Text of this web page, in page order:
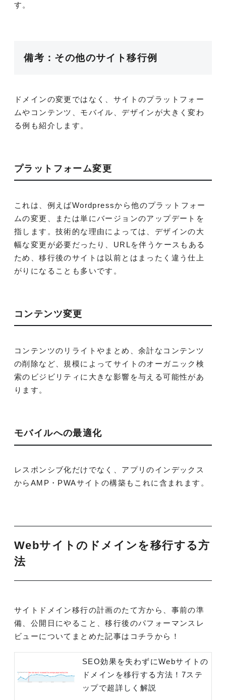
す。
備考：その他のサイト移行例
ドメインの変更ではなく、サイトのプラットフォー
ムやコンテンツ、モバイル、デザインが大きく変わ
る例も紹介します。
プラットフォーム変更
これは、例えばWordpressから他のプラットフォー
ムの変更、または単にバージョンのアップデートを
指します。技術的な理由によっては、デザインの大
幅な変更が必要だったり、URLを伴うケースもある
ため、移行後のサイトは以前とはまったく違う仕上
がりになることも多いです。
コンテンツ変更
コンテンツのリライトやまとめ、余計なコンテンツ
の削除など、規模によってサイトのオーガニック検
索のビジビリティに大きな影響を与える可能性があ
ります。
モバイルへの最適化
レスポンシブ化だけでなく、アプリのインデックス
からAMP・PWAサイトの構築もこれに含まれます。
Webサイトのドメインを移行する方
法
サイトドメイン移行の計画のたて方から、事前の準
備、公開日にやること、移行後のパフォーマンスレ
ビューについてまとめた記事はコチラから！
SEO効果を失わずにWebサイトの
ドメインを移行する方法！7ステ
ップで超詳しく解説